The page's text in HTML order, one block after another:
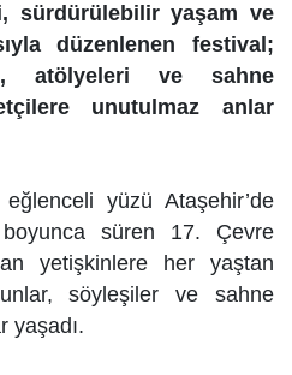
sürdürülebilir yaşam ve
düzenlenen festival;
atölyeleri ve sahne
unutulmaz anlar
yüzü Ataşehir’de
süren 17. Çevre
yetişkinlere her yaştan
söyleşiler ve sahne
yaşadı.